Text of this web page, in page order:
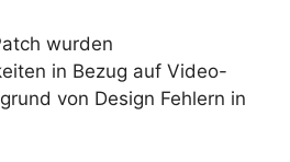
wurden
in Bezug auf Video-
von Design Fehlern in